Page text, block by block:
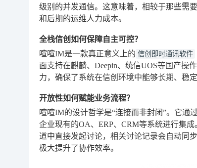
级别的并发通信。这意味着，相较于那些需
和后期的运维人力成本。
全栈信创如何保障自主可控？
喧喧IM是一款真正意义上的 信创即时通讯软件
面支持在麒麟、Deepin、统信UOS等国产操
力，确保了系统在信创环境中能够长期、稳
开放性如何赋能业务流程？
喧喧IM的设计哲学是“连接而非封闭”。它通
企业现有的OA、ERP、CRM等系统进行集
道中直接发起讨论，相关讨论记录会自动同
极大提升了协作效率。